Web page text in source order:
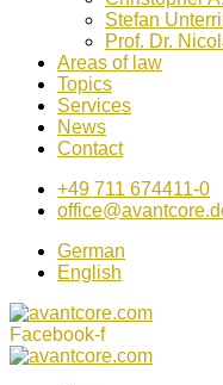
Stefan
Prof. Dr.
Areas of law
Topics
Services
News
Contact
+49 711 674411-0
German
English
Facebook-f